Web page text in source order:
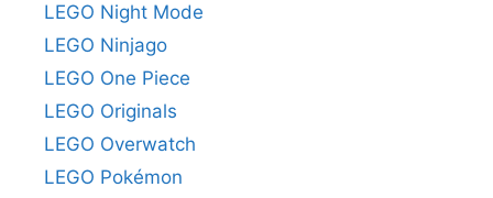
LEGO Night Mode
LEGO Ninjago
LEGO One Piece
LEGO Originals
LEGO Overwatch
LEGO Pokémon